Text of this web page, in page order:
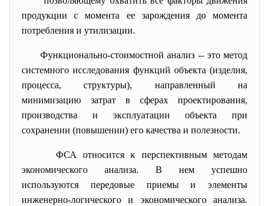
продукции с момента ее зарождения до момента
потребления и утилизации.
Функционально-стоимостной анализ -- это метод
системного исследования функций объекта (изделия,
процесса, структуры), направленный на
минимизацию затрат в сферах проектирования,
производства и эксплуатации объекта при
сохранении (повышении) его качества и полезности.
ФСА относится к перспективным методам
экономического анализа. В нем успешно
используются передовые приемы и элементы
инженерно-логического и экономического анализа.